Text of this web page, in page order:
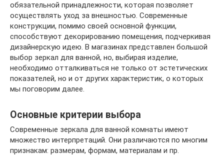
обязательной принадлежности, которая позволяет
осуществлять уход за внешностью. Современные
конструкции, помимо своей основной функции,
способствуют декорированию помещения, подчеркивая
дизайнерскую идею. В магазинах представлен большой
выбор зеркал для ванной, но, выбирая изделие,
необходимо отталкиваться не только от эстетических
показателей, но и от других характеристик, о которых
мы поговорим далее.
Основные критерии выбора
Современные зеркала для ванной комнаты имеют
множество интерпретаций. Они различаются по многим
признакам: размерам, формам, материалам и пр.